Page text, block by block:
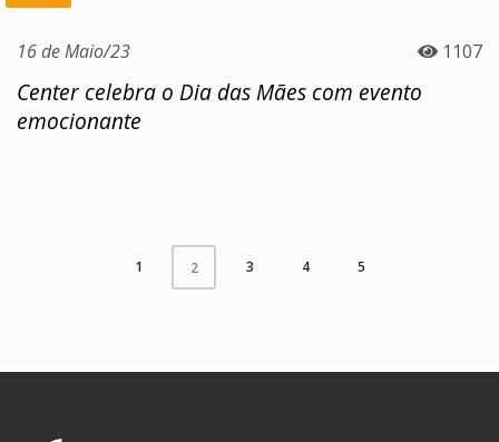
16 de Maio/23 1107
Center celebra o Dia das Mães com evento
emocionante
1 2 3 4 5